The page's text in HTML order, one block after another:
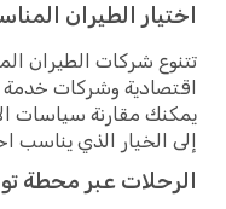
اختيار الطيران
تتنوع شركات الطيران
اقتصادية وشركات
يمكنك مقارنة سياسات
إلى الخيار الذي يناسب
الرحلات عبر محطة